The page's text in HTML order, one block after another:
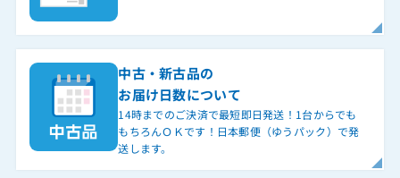
中古・新古品の
お届け日数について
14時までのご決済で最短即日発送！1台からでも
もちろんＯＫです！日本郵便（ゆうパック）で発
送します。